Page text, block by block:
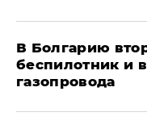
В Болгарию
беспилотник и
газопровода